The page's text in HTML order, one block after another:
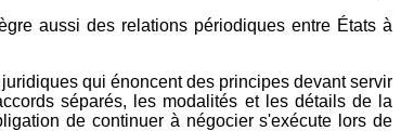
aussi des relations périodiques entre États à
qui énoncent des principes devant servir
séparés, les modalités et les détails de la
de continuer à négocier s'exécute lors de